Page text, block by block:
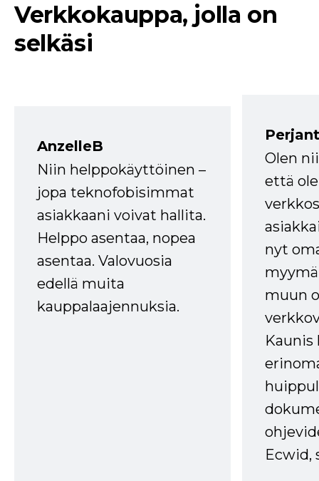
Verkkokauppa, jolla on
selkäsi
AnzelleB
Niin helppokäyttöinen –
jopa teknofobisimmat
asiakkaani voivat hallita.
Helppo asentaa, nopea
asentaa. Valovuosia
edellä muita
kauppalaajennuksia.
Olen
että
nyt
muun
Kaunis
Ecwid,